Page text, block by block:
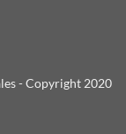
- Copyright 2020